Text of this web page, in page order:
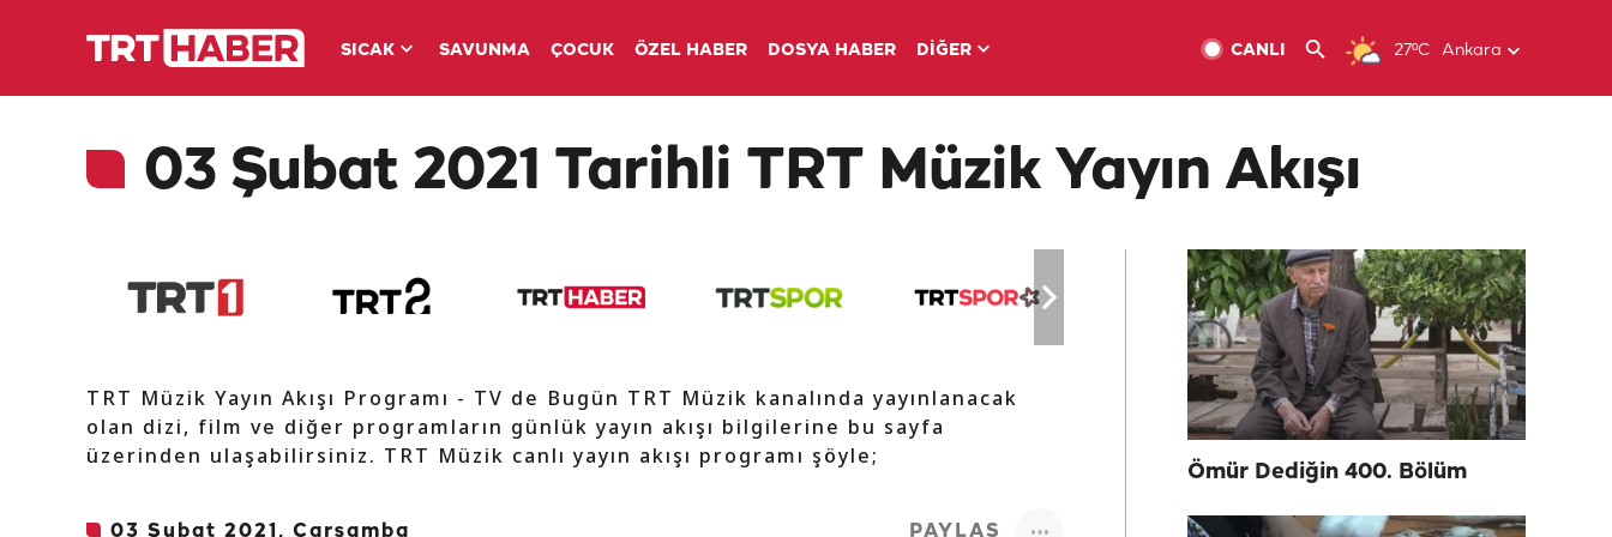
SICAK SAVUNMA ÇOCUK ÖZEL HABER DOSYA HABER DİĞER 27ºC Ankara
CANLI
03 Şubat 2021 Tarihli TRT Müzik Yayın Akışı
TRT Müzik Yayın Akışı Programı - TV de Bugün TRT Müzik kanalında yayınlanacak
olan dizi, film ve diğer programların günlük yayın akışı bilgilerine bu sayfa
üzerinden ulaşabilirsiniz. TRT Müzik canlı yayın akışı programı şöyle;
03 Şubat 2021, Çarşamba PAYLAŞ
Ömür Dediğin 400. Bölüm